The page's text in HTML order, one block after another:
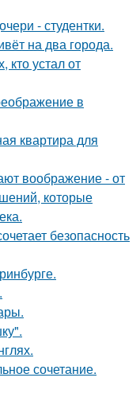
- студентки.
на два города.
кто устал от
в
квартира для
воображение - от
которые
безопасность
сочетание.